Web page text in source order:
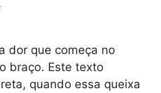
dor que começa no
braço. Este texto
quando essa queixa